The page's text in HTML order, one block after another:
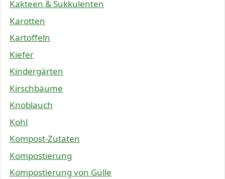
Kakteen & Sukkulenten
Karotten
Kartoffeln
Kiefer
Kindergärten
Kirschbäume
Knoblauch
Kohl
Kompost-Zutaten
Kompostierung
Kompostierung von Gülle